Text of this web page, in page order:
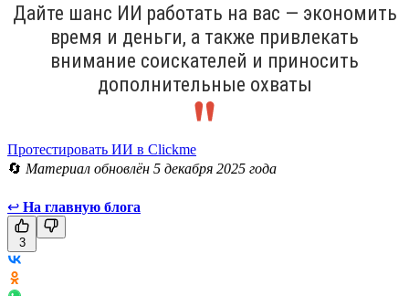
Дайте шанс ИИ работать на вас — экономить
время и деньги, а также привлекать
внимание соискателей и приносить
дополнительные охваты
Протестировать ИИ в Clickme
🔄 Материал обновлён 5 декабря 2025 года
↩ На главную блога
3